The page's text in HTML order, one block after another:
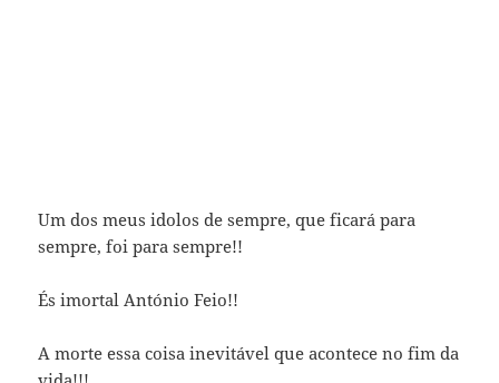
Um dos meus idolos de sempre, que ficará para
sempre, foi para sempre!!
És imortal António Feio!!
A morte essa coisa inevitável que acontece no fim da